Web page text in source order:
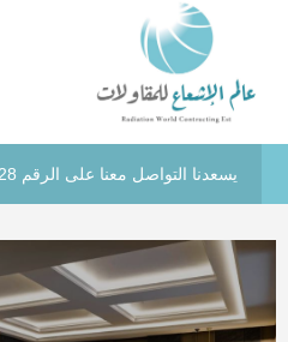
يسعدنا التواصل معنا على الرقم 0544884428